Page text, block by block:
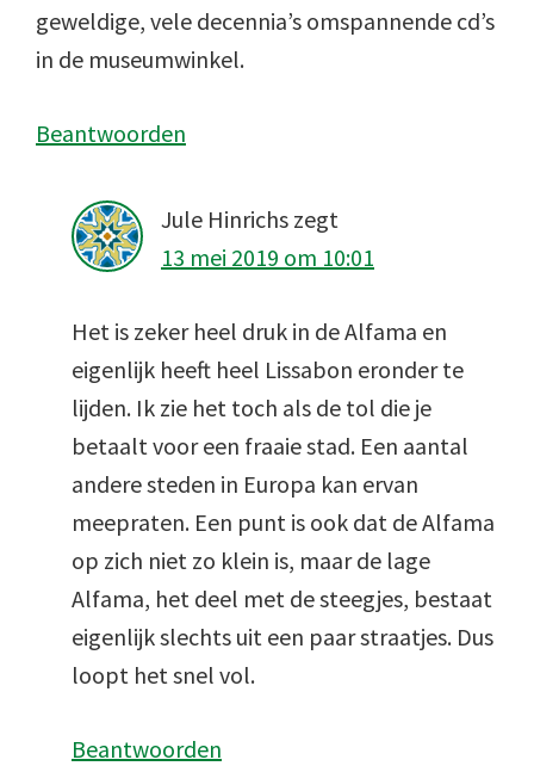
geweldige, vele decennia’s omspannende cd’s
in de museumwinkel.
Beantwoorden
Jule Hinrichs zegt
13 mei 2019 om 10:01
Het is zeker heel druk in de Alfama en
eigenlijk heeft heel Lissabon eronder te
lijden. Ik zie het toch als de tol die je
betaalt voor een fraaie stad. Een aantal
andere steden in Europa kan ervan
meepraten. Een punt is ook dat de Alfama
op zich niet zo klein is, maar de lage
Alfama, het deel met de steegjes, bestaat
eigenlijk slechts uit een paar straatjes. Dus
loopt het snel vol.
Beantwoorden